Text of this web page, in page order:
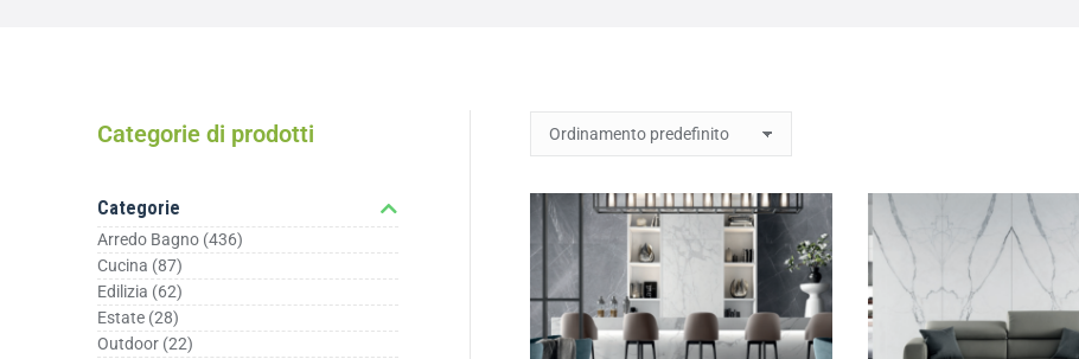
Categorie di prodotti
Categorie
Arredo Bagno (436)
Cucina (87)
Edilizia (62)
Estate (28)
Outdoor (22)